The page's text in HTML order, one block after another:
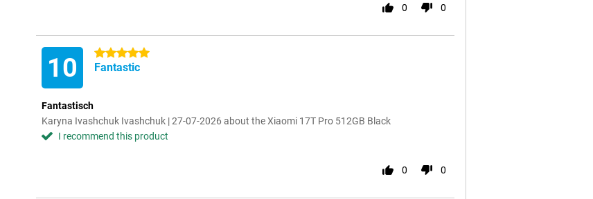
0 0
10 5 stars
Fantastic
Fantastisch
Karyna Ivashchuk Ivashchuk | 27-07-2026 about the Xiaomi 17T Pro 512GB Black
I recommend this product
0 0